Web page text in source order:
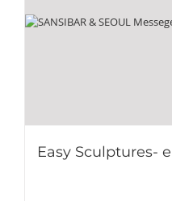
Easy Sculptures-